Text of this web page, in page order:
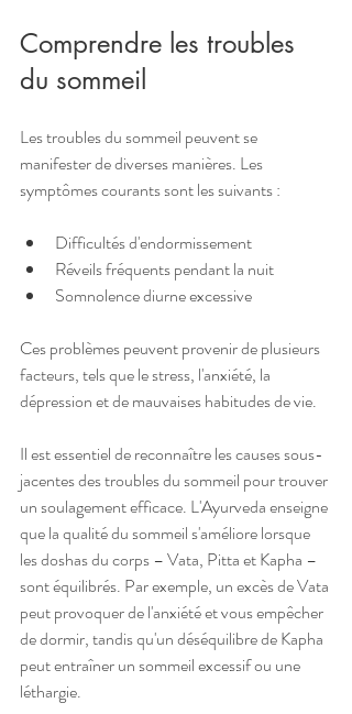
Comprendre les troubles
du sommeil
Les troubles du sommeil peuvent se
manifester de diverses manières. Les
symptômes courants sont les suivants :
Difficultés d'endormissement
Réveils fréquents pendant la nuit
Somnolence diurne excessive
Ces problèmes peuvent provenir de plusieurs
facteurs, tels que le stress, l'anxiété, la
dépression et de mauvaises habitudes de vie.
Il est essentiel de reconnaître les causes sous-
jacentes des troubles du sommeil pour trouver
un soulagement efficace. L'Ayurveda enseigne
que la qualité du sommeil s'améliore lorsque
les doshas du corps – Vata, Pitta et Kapha –
sont équilibrés. Par exemple, un excès de Vata
peut provoquer de l'anxiété et vous empêcher
de dormir, tandis qu'un déséquilibre de Kapha
peut entraîner un sommeil excessif ou une
léthargie.